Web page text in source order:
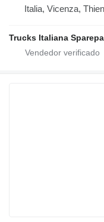
Italia, Vicenza,
Trucks Italiana